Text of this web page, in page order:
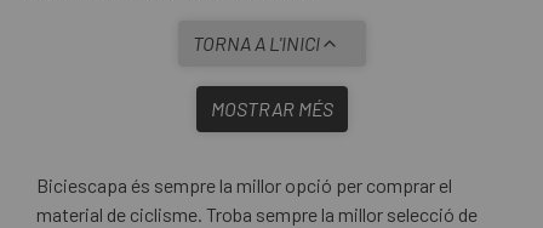
TORNA A L'INICI
MOSTRAR MÉS
Biciescapa és sempre la millor opció per comprar el
material de ciclisme. Troba sempre la millor selecció de